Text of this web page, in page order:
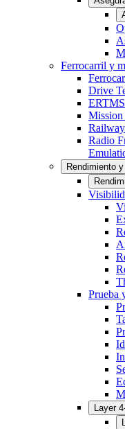
Ferrocarril y
Drive
Mission
Radio
Rendimiento
Prueba
Layer